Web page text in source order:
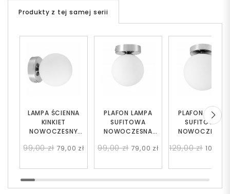
Produkty z tej samej serii
LAMPA ŚCIENNA
KINKIET
NOWOCZESNY
BIAŁA KULA
99,00 zł 79,00 zł
PLAFON LAMPA
SUFITOWA
NOWOCZESNA
BIAŁA KULA
99,00 zł 79,00 zł
PLAFON LAMPA
SUFITOWA
NOWOCZESNA
BIAŁA KULA
129,00 zł 109,00